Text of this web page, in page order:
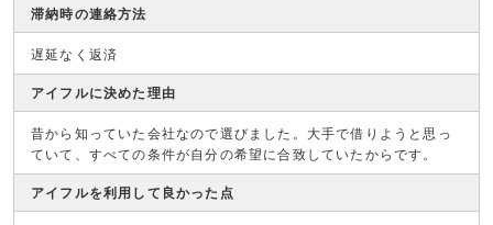
滞納時の連絡方法
遅延なく返済
アイフルに決めた理由
昔から知っていた会社なので選びました。大手で借りようと思っ
ていて、すべての条件が自分の希望に合致していたからです。
アイフルを利用して良かった点